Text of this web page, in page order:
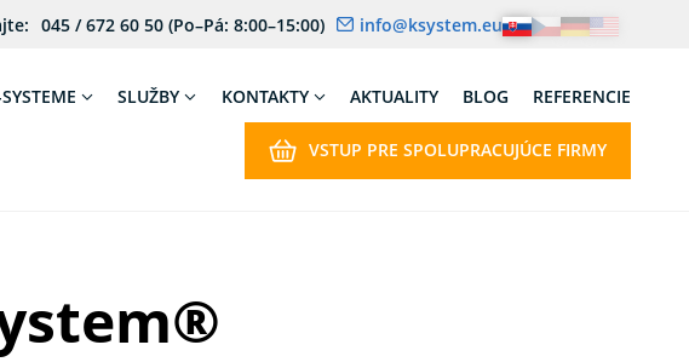
045 / 672 60 50 (Po–Pá: 8:00–15:00) info@ksystem.eu
SLUŽBY KONTAKTY AKTUALITY BLOG REFERENCIE
VSTUP PRE SPOLUPRACUJÚCE FIRMY